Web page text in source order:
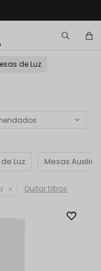
de Luz
Luz Mesas
Quitar filtros